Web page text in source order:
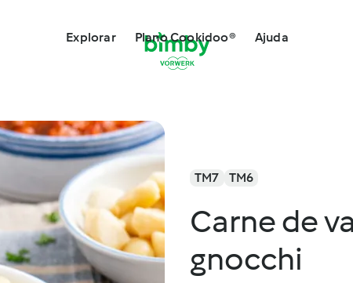
Explorar Plano Cookidoo® Ajuda
TM7 TM6
Carne de
gnocchi